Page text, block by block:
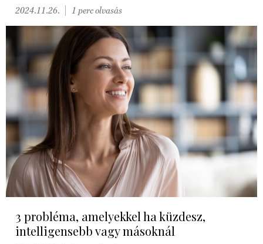
2024.11.26. 1 perc olvasás
3 probléma, amelyekkel ha küzdesz,
intelligensebb vagy másoknál